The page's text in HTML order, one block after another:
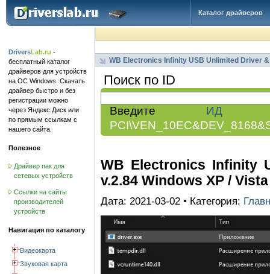
Каталог драйверов
DriversLab.ru -
бесплатный каталог
драйверов для устройств
на ОС Windows. Скачать
драйвер быстро и без
регистрации можно
через Яндекс.Диск или
по прямым ссылкам с
нашего сайта.
Полезное
Драйвер пак для
сетевых устройств
Ссылки на сайты
производителей
устройств
Навигация по каталогу
Видеокарта
Звуковая карта
WB Electronics Infinity USB Unlimited Driver
Поиск по ID
Введите ИД
WB Electronics Infinity
v.2.84 Windows XP /
Дата: 2021-03-02 • Категория: